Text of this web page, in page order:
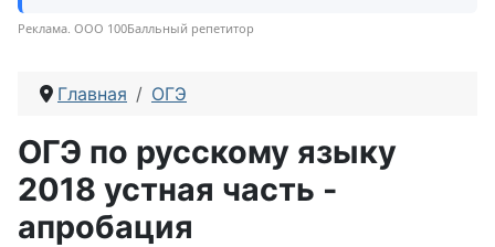
Реклама. ООО 100Балльный репетитор
Главная ОГЭ
ОГЭ по русскому языку
2018 устная часть -
апробация